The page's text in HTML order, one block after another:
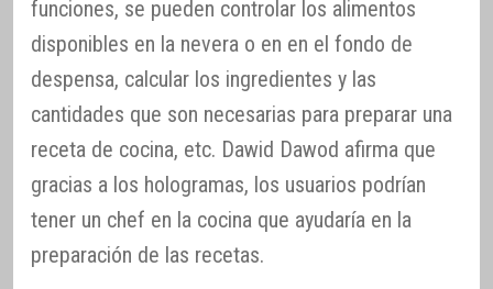
funciones, se pueden controlar los alimentos
disponibles en la nevera o en en el fondo de
despensa, calcular los ingredientes y las
cantidades que son necesarias para preparar una
receta de cocina, etc. Dawid Dawod afirma que
gracias a los hologramas, los usuarios podrían
tener un chef en la cocina que ayudaría en la
preparación de las recetas.